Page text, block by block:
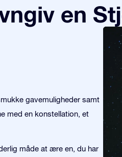
en
gavemuligheder samt
med en konstellation, et
måde at ære en, du har